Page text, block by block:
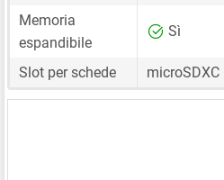
Memoria
espandibile
Sì
Slot per schede microSDXC